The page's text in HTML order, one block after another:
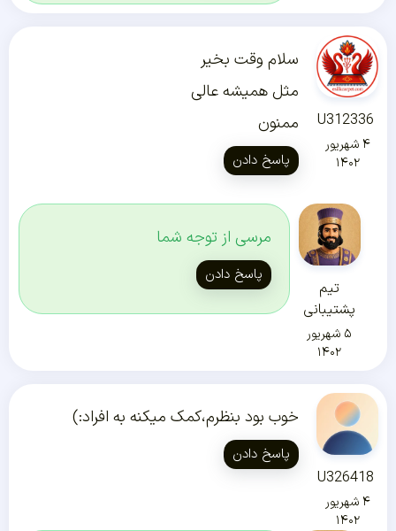
U312336
۴ شهریور
۱۴۰۲
سلام وقت بخیر
مثل همیشه عالی
ممنون
پاسخ دادن
تیم
پشتیبانی
۵ شهریور
۱۴۰۲
مرسی از توجه شما
پاسخ دادن
U326418
۴ شهریور
۱۴۰۲
خوب بود بنظرم،کمک میکنه به افراد:)
پاسخ دادن